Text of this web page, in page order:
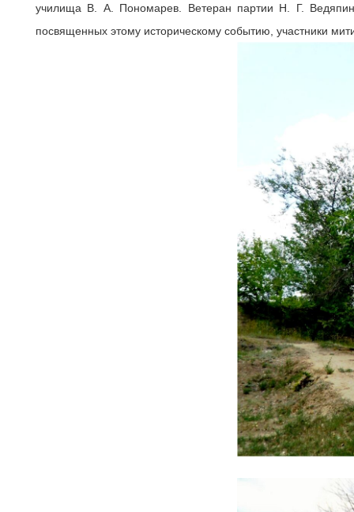
училища В. А. Пономарев. Ветеран партии Н. Г.
посвященных этому историческому событию, участники